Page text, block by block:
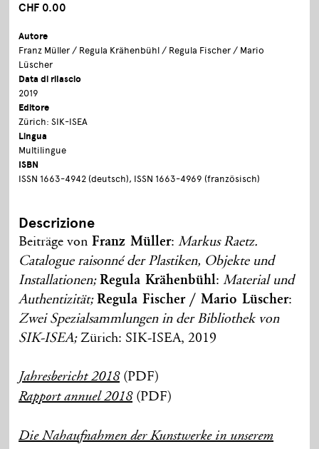
CHF 0.00
Autore
Franz Müller / Regula Krähenbühl / Regula Fischer / Mario
Lüscher
Data di rilascio
2019
Editore
Zürich: SIK-ISEA
Lingua
Multilingue
ISBN
ISSN 1663-4942 (deutsch), ISSN 1663-4969 (französisch)
Descrizione
Beiträge vonFranz Müller:Markus Raetz.
Catalogue raisonné der Plastiken, Objekte und
Installationen;Regula Krähenbühl:Material und
Authentizität; Regula Fischer / Mario Lüscher:
Zwei Spezialsammlungen in der Bibliothek von
SIK-ISEA;Zürich: SIK-ISEA, 2019
Jahresbericht 2018(PDF)
Rapport annuel 2018(PDF)
Die Nahaufnahmen der Kunstwerke in unserem